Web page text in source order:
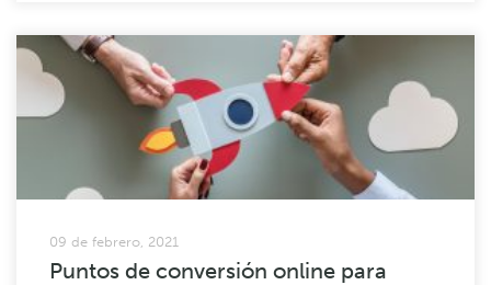
09 de febrero, 2021
Puntos de conversión online para